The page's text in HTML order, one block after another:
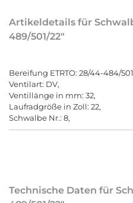
Artikeldetails für
489/501/22"
Bereifung ETRTO: 28/44-484/
Ventilart: DV,
Ventillänge in mm: 32,
Laufradgröße in Zoll: 22,
Schwalbe Nr.: 8,
Technische Daten für